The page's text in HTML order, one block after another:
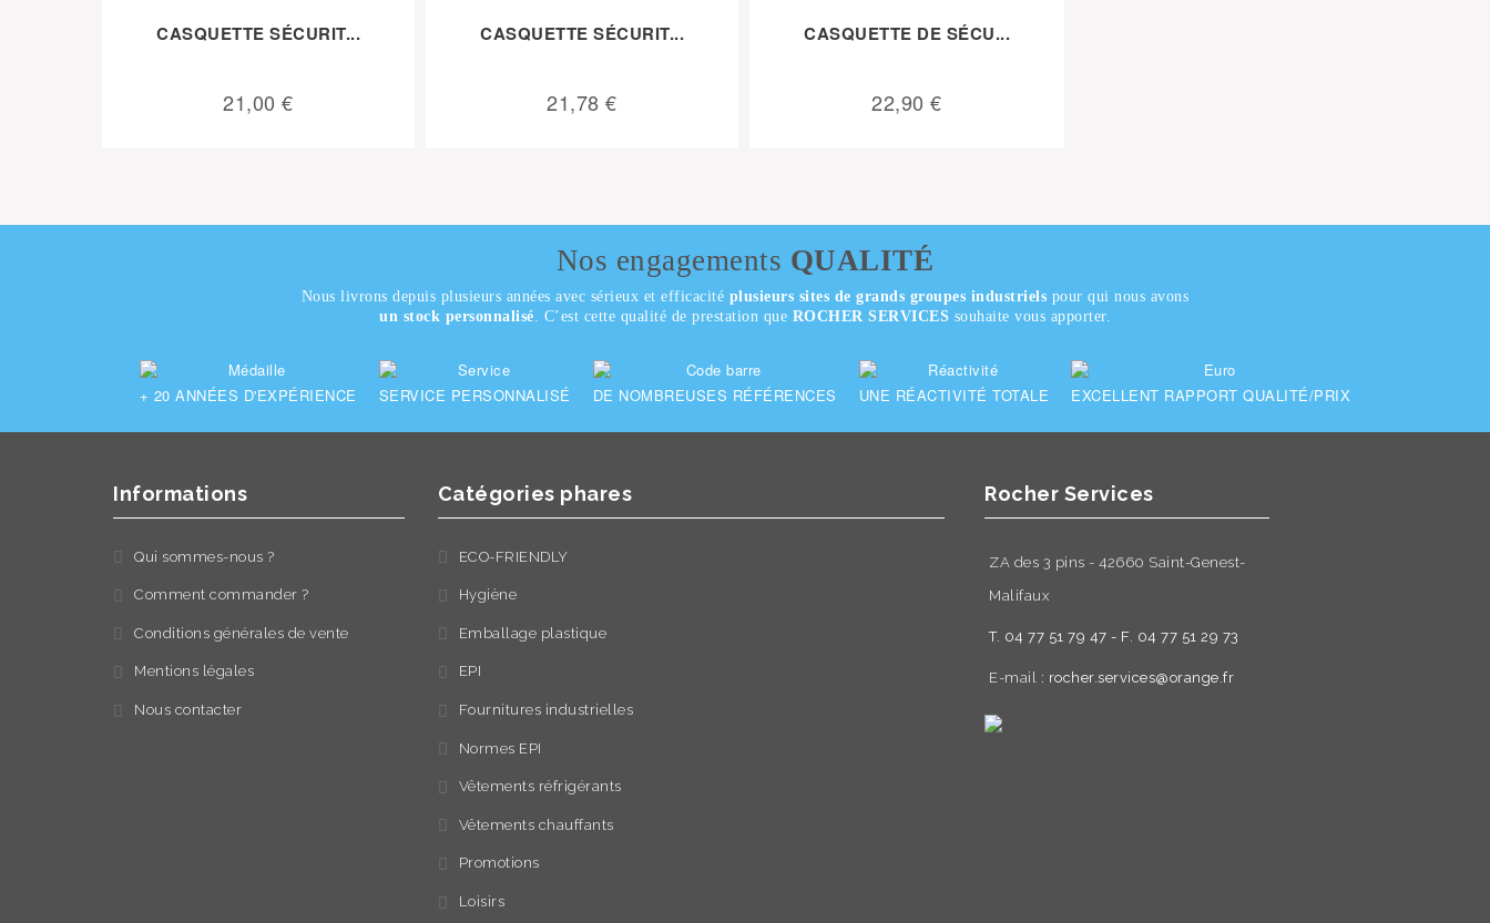
CASQUETTE SÉCURIT...
21,00 €
CASQUETTE SÉCURIT...
21,78 €
CASQUETTE DE SÉCU...
22,90 €
Nos engagements QUALITÉ
Nous livrons depuis plusieurs années avec sérieux et efficacité plusieurs sites de grands groupes industriels pour qui nous avons
un stock personnalisé . C’est cette qualité de prestation que ROCHER SERVICES souhaite vous apporter.
+ 20 ANNÉES D'EXPÉRIENCE SERVICE PERSONNALISÉ DE NOMBREUSES RÉFÉRENCES UNE RÉACTIVITÉ TOTALE EXCELLENT RAPPORT QUALITÉ/PRIX
Informations
Qui sommes-nous ?
Comment commander ?
Conditions générales de vente
Mentions légales
Nous contacter
Catégories phares
ECO-FRIENDLY
Hygiène
Emballage plastique
EPI
Fournitures industrielles
Normes EPI
Vêtements réfrigérants
Vêtements chauffants
Promotions
Loisirs
Rocher Services
ZA des 3 pins - 42660 Saint-Genest-
Malifaux
T. 04 77 51 79 47 - F. 04 77 51 29 73
E-mail : rocher.services@orange.fr